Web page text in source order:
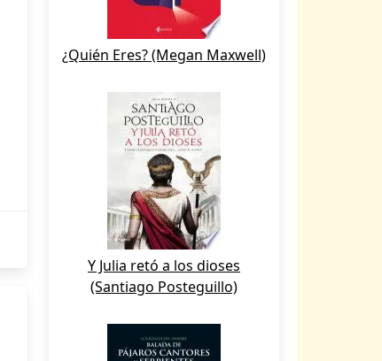
¿Quién Eres? (Megan Maxwell)
Y Julia retó a los dioses
(Santiago Posteguillo)